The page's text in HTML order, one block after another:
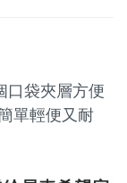
口袋夾層方便
單輕便又耐